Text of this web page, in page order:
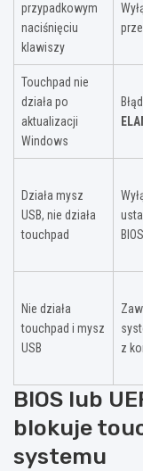
przypadkowym
naciśnięciu
klawiszy
Touchpad nie
działa po
aktualizacji
Windows
Działa mysz
USB, nie działa
touchpad
Nie działa
touchpad i mysz
USB
z
BIOS lub
blokuje
systemu